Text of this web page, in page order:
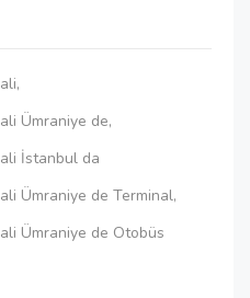
Ümraniye de,
İstanbul da
Ümraniye de Terminal,
Ümraniye de Otobüs